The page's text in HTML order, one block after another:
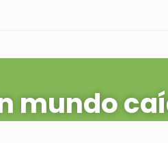
mundo